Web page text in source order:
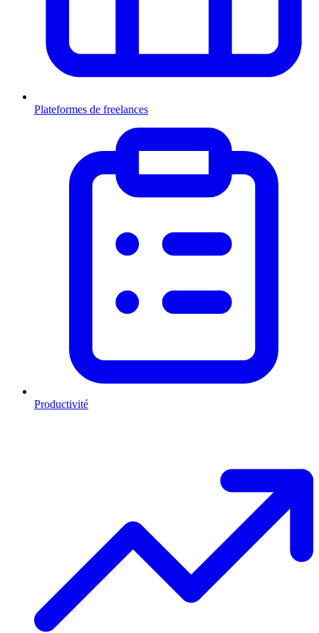
Plateformes de freelances
Productivité